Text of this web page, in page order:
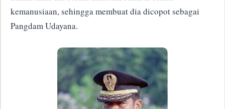
kemanusiaan, sehingga membuat dia dicopot sebagai
Pangdam Udayana.